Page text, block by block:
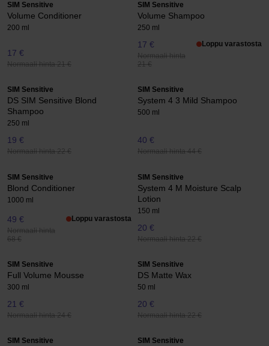
SIM Sensitive
Volume Conditioner
200 ml
17 €
Normaali hinta 21 €
SIM Sensitive
Volume Shampoo
250 ml
17 €
Normaali hinta
21 €
Loppu varastosta
SIM Sensitive
DS SIM Sensitive Blond
Shampoo
250 ml
19 €
Normaali hinta 22 €
SIM Sensitive
System 4 3 Mild Shampoo
500 ml
40 €
Normaali hinta 44 €
SIM Sensitive
Blond Conditioner
1000 ml
49 €
Normaali hinta
68 €
Loppu varastosta
SIM Sensitive
System 4 M Moisture Scalp
Lotion
150 ml
20 €
Normaali hinta 22 €
SIM Sensitive
Full Volume Mousse
300 ml
21 €
Normaali hinta 24 €
SIM Sensitive
DS Matte Wax
50 ml
20 €
Normaali hinta 22 €
SIM Sensitive SIM Sensitive